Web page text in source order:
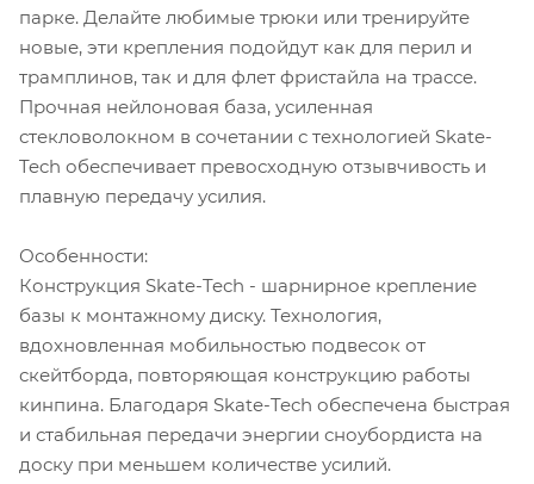
парке. Делайте любимые трюки или тренируйте
новые, эти крепления подойдут как для перил и
трамплинов, так и для флет фристайла на трассе.
Прочная нейлоновая база, усиленная
стекловолокном в сочетании с технологией Skate-
Tech обеспечивает превосходную отзывчивость и
плавную передачу усилия.
Особенности:
Конструкция Skate-Tech - шарнирное крепление
базы к монтажному диску. Технология,
вдохновленная мобильностью подвесок от
скейтборда, повторяющая конструкцию работы
кинпина. Благодаря Skate-Tech обеспечена быстрая
и стабильная передачи энергии сноубордиста на
доску при меньшем количестве усилий.